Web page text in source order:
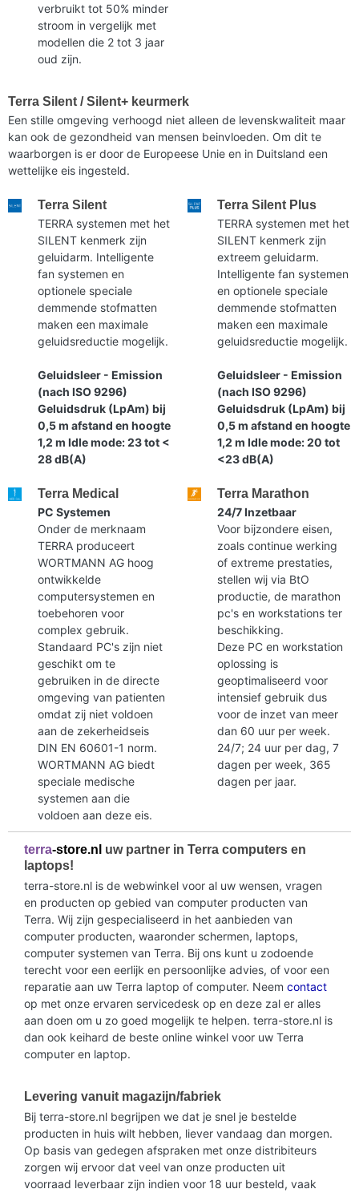
verbruikt tot 50% minder
stroom in vergelijk met
modellen die 2 tot 3 jaar
oud zijn.
Terra Silent / Silent+ keurmerk
Een stille omgeving verhoogd niet alleen de levenskwaliteit maar
kan ook de gezondheid van mensen beinvloeden. Om dit te
waarborgen is er door de Europeese Unie en in Duitsland een
wettelijke eis ingesteld.
Terra Silent
TERRA systemen met het
SILENT kenmerk zijn
geluidarm. Intelligente
fan systemen en
optionele speciale
demmende stofmatten
maken een maximale
geluidsreductie mogelijk.
Geluidsleer - Emission
(nach ISO 9296)
Geluidsdruk (LpAm) bij
0,5 m afstand en hoogte
1,2 m Idle mode: 23 tot <
28 dB(A)
Terra Silent Plus
TERRA systemen met het
SILENT kenmerk zijn
extreem geluidarm.
Intelligente fan systemen
en optionele speciale
demmende stofmatten
maken een maximale
geluidsreductie mogelijk.
Geluidsleer - Emission
(nach ISO 9296)
Geluidsdruk (LpAm) bij
0,5 m afstand en hoogte
1,2 m Idle mode: 20 tot
<23 dB(A)
Terra Medical
PC Systemen
Onder de merknaam
TERRA produceert
WORTMANN AG hoog
ontwikkelde
computersystemen en
toebehoren voor
complex gebruik.
Standaard PC's zijn niet
geschikt om te
gebruiken in de directe
omgeving van patienten
omdat zij niet voldoen
aan de zekerheidseis
DIN EN 60601-1 norm.
WORTMANN AG biedt
speciale medische
systemen aan die
voldoen aan deze eis.
Terra Marathon
24/7 Inzetbaar
Voor bijzondere eisen,
zoals continue werking
of extreme prestaties,
stellen wij via BtO
productie, de marathon
pc's en workstations ter
beschikking.
Deze PC en workstation
oplossing is
geoptimaliseerd voor
intensief gebruik dus
voor de inzet van meer
dan 60 uur per week.
24/7; 24 uur per dag, 7
dagen per week, 365
dagen per jaar.
terra-store.nl uw partner in Terra computers en
laptops!
terra-store.nl is de webwinkel voor al uw wensen, vragen
en producten op gebied van computer producten van
Terra. Wij zijn gespecialiseerd in het aanbieden van
computer producten, waaronder schermen, laptops,
computer systemen van Terra. Bij ons kunt u zodoende
terecht voor een eerlijk en persoonlijke advies, of voor een
reparatie aan uw Terra laptop of computer. Neem contact
op met onze ervaren servicedesk op en deze zal er alles
aan doen om u zo goed mogelijk te helpen. terra-store.nl is
dan ook keihard de beste online winkel voor uw Terra
computer en laptop.
Levering vanuit magazijn/fabriek
Bij terra-store.nl begrijpen we dat je snel je bestelde
producten in huis wilt hebben, liever vandaag dan morgen.
Op basis van gedegen afspraken met onze distribiteurs
zorgen wij ervoor dat veel van onze producten uit
voorraad leverbaar zijn indien voor 18 uur besteld, vaak